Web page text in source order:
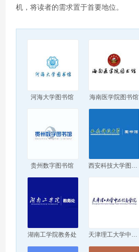
机，将读者的需求置于首要地位。
河海大学图书馆 海南医学院图书馆
贵州数字图书馆 西安科技大学图书馆
湖南工学院教务处 天津理工大学中环信息学院